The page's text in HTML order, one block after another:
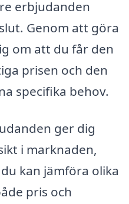
erbjudanden
Genom att göra
om att du får den
prisen och den
specifika behov.
ger dig
i marknaden,
kan jämföra olika
pris och